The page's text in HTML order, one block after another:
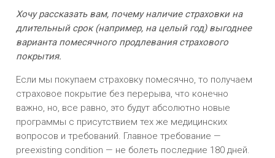
Хочу рассказать вам, почему наличие страховки на
длительный срок (например, на целый год) выгоднее
варианта помесячного продлевания страхового
покрытия.
Если мы покупаем страховку помесячно, то получаем
страховое покрытие без перерыва, что конечно
важно, но, все равно, это будут абсолютно новые
программы с присутствием тех же медицинских
вопросов и требований. Главное требование —
preexisting condition — не болеть последние 180 дней.